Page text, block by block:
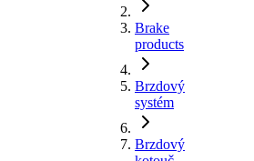
Brake
products
Brzdový
systém
Brzdový